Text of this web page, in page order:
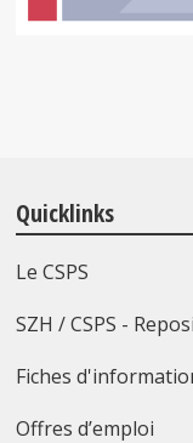
Quicklinks
Le CSPS
SZH / CSPS -
Fiches
Offres d’emploi